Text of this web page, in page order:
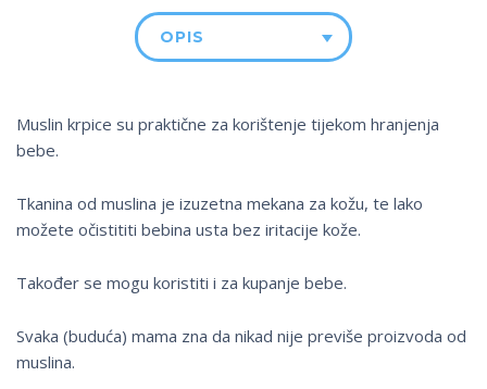
OPIS
Muslin krpice su praktične za korištenje tijekom hranjenja
bebe.
Tkanina od muslina je izuzetna mekana za kožu, te lako
možete očistititi bebina usta bez iritacije kože.
Također se mogu koristiti i za kupanje bebe.
Svaka (buduća) mama zna da nikad nije previše proizvoda od
muslina.